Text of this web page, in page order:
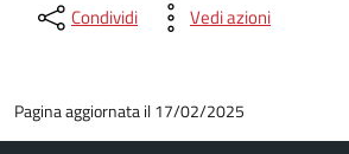
Condividi Vedi azioni
Pagina aggiornata il 17/02/2025